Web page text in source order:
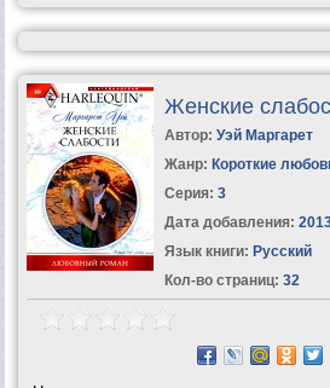
Женские
Автор: Уэй Маргарет
Жанр: Короткие
Серия: 3
Дата добавления:
Язык книги: Русский
Кол-во страниц: 32